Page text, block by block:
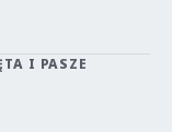
I PASZE